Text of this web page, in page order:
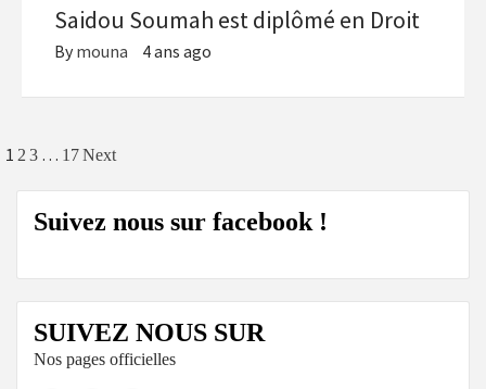
Saidou Soumah est diplômé en Droit
By mouna 4 ans ago
Navigation
des
articles
1 2 3 … 17Next
Suivez nous sur facebook !
SUIVEZ NOUS SUR
Nos pages officielles